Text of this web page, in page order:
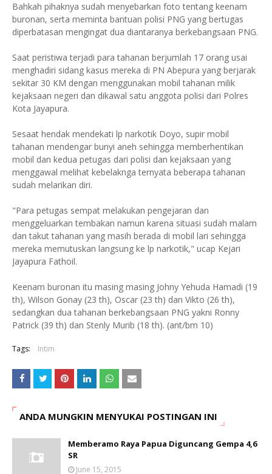
Bahkah pihaknya sudah menyebarkan foto tentang keenam
buronan, serta meminta bantuan polisi PNG yang bertugas
diperbatasan mengingat dua diantaranya berkebangsaan PNG.
Saat peristiwa terjadi para tahanan berjumlah 17 orang usai
menghadiri sidang kasus mereka di PN Abepura yang berjarak
sekitar 30 KM dengan menggunakan mobil tahanan milik
kejaksaan negeri dan dikawal satu anggota polisi dari Polres
Kota Jayapura.
Sesaat hendak mendekati lp narkotik Doyo, supir mobil
tahanan mendengar bunyi aneh sehingga memberhentikan
mobil dan kedua petugas dari polisi dan kejaksaan yang
menggawal melihat kebelaknga ternyata beberapa tahanan
sudah melarikan diri.
"Para petugas sempat melakukan pengejaran dan
menggeluarkan tembakan namun karena situasi sudah malam
dan takut tahanan yang masih berada di mobil lari sehingga
mereka memutuskan langsung ke lp narkotik," ucap Kejari
Jayapura Fathoil.
Keenam buronan itu masing masing Johny Yehuda Hamadi (19
th), Wilson Gonay (23 th), Oscar (23 th) dan Vikto (26 th),
sedangkan dua tahanan berkebangsaan PNG yakni Ronny
Patrick (39 th) dan Stenly Murib (18 th). (ant/bm 10)
Tags: Intim
ANDA MUNGKIN MENYUKAI POSTINGAN INI
Memberamo Raya Papua Diguncang Gempa 4,6
SR
June 15, 2015